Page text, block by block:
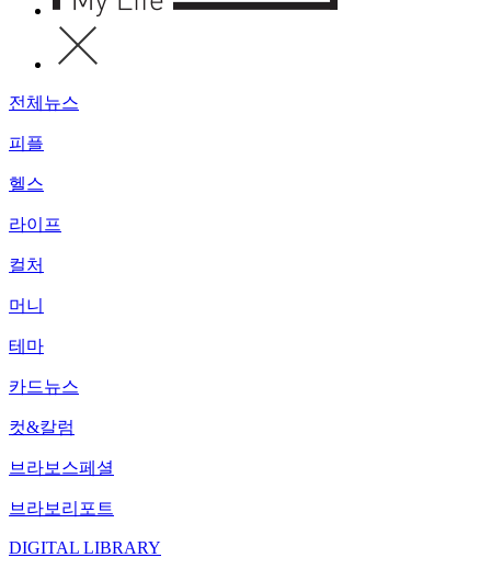
전체뉴스
피플
헬스
라이프
컬처
머니
테마
카드뉴스
컷&칼럼
브라보스페셜
브라보리포트
DIGITAL LIBRARY